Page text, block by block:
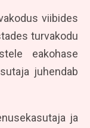
viibides
turvakodu
eakohase
juhendab
ja